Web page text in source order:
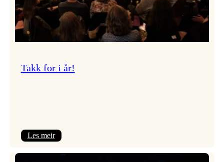
Takk for i år!
Les meir: